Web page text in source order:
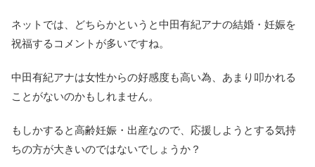
ネットでは、どちらかというと中田有紀アナの結婚・妊娠を
祝福するコメントが多いですね。
中田有紀アナは女性からの好感度も高い為、あまり叩かれる
ことがないのかもしれません。
もしかすると高齢妊娠・出産なので、応援しようとする気持
ちの方が大きいのではないでしょうか？